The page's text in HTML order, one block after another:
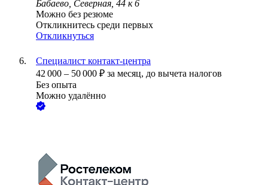
Бабаево, Северная, 44 к 6
Можно без резюме
Откликнитесь среди первых
Откликнуться
Специалист контакт-центра
42 000 – 50 000 ₽ за месяц, до вычета налогов
Без опыта
Можно удалённо